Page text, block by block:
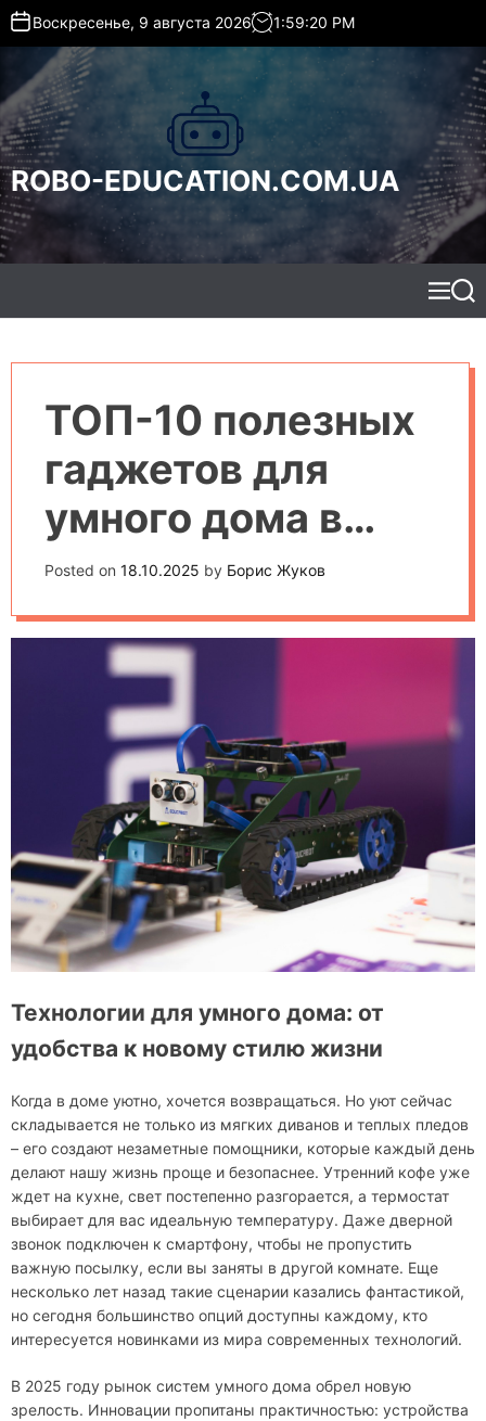
t
o
c
o
n
t
e
Воскресенье, 9 августа 2026 1:59:21 PM
ROBO-EDUCATION.COM.UA
M
e
S
e
ТОП-10 полезных
гаджетов для
умного дома в
2025 году
Posted on 18.10.2025 by Борис Жуков
Технологии для умного дома: от
удобства к новому стилю жизни
Когда в доме уютно, хочется возвращаться. Но уют сейчас
складывается не только из мягких диванов и теплых пледов
– его создают незаметные помощники, которые каждый день
делают нашу жизнь проще и безопаснее. Утренний кофе уже
ждет на кухне, свет постепенно разгорается, а термостат
выбирает для вас идеальную температуру. Даже дверной
звонок подключен к смартфону, чтобы не пропустить
важную посылку, если вы заняты в другой комнате. Еще
несколько лет назад такие сценарии казались фантастикой,
но сегодня большинство опций доступны каждому, кто
интересуется новинками из мира современных технологий.
В 2025 году рынок систем умного дома обрел новую
зрелость. Инновации пропитаны практичностью: устройства